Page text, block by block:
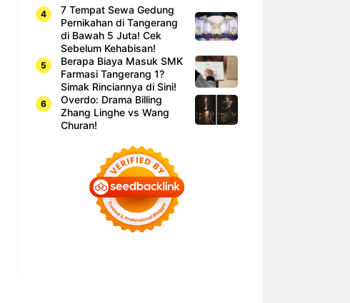
7 Tempat Sewa Gedung
Pernikahan di Tangerang
di Bawah 5 Juta! Cek
Sebelum Kehabisan!
Berapa Biaya Masuk SMK
Farmasi Tangerang 1?
Simak Rinciannya di Sini!
Overdo: Drama Billing
Zhang Linghe vs Wang
Churan!